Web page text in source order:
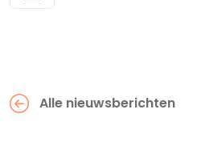
Alle nieuwsberichten